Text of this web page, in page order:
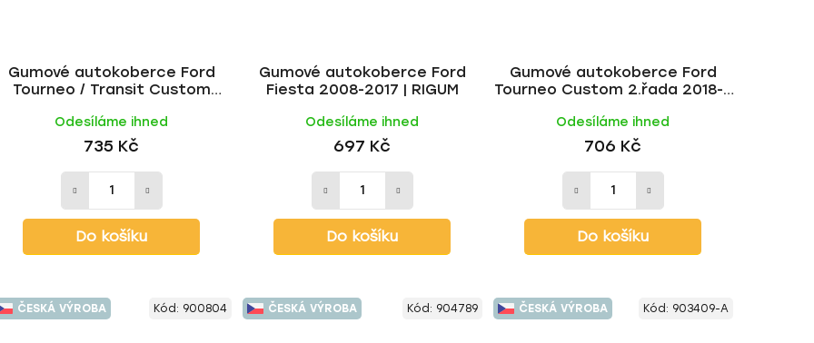
Gumové autokoberce Ford
Tourneo / Transit Custom
Odesíláme ihned
735 Kč
Do košíku
Gumové autokoberce Ford
Fiesta 2008-2017 | RIGUM
Odesíláme ihned
697 Kč
Do košíku
Gumové autokoberce Ford
Tourneo Custom 2.řada 2018- |
Odesíláme ihned
706 Kč
Do košíku
ČESKÁ VÝROBA Kód: 900804 ČESKÁ VÝROBA Kód: 904789 ČESKÁ VÝROBA Kód: 903409-A